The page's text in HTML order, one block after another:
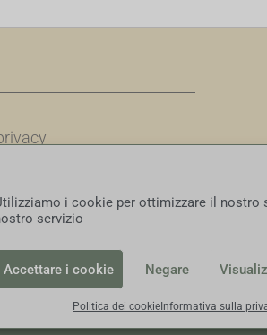
i cookie per ottimizzare il nostro
servizio
Accettare i cookie Negare
Politica dei cookie Informativa sulla
d'uso